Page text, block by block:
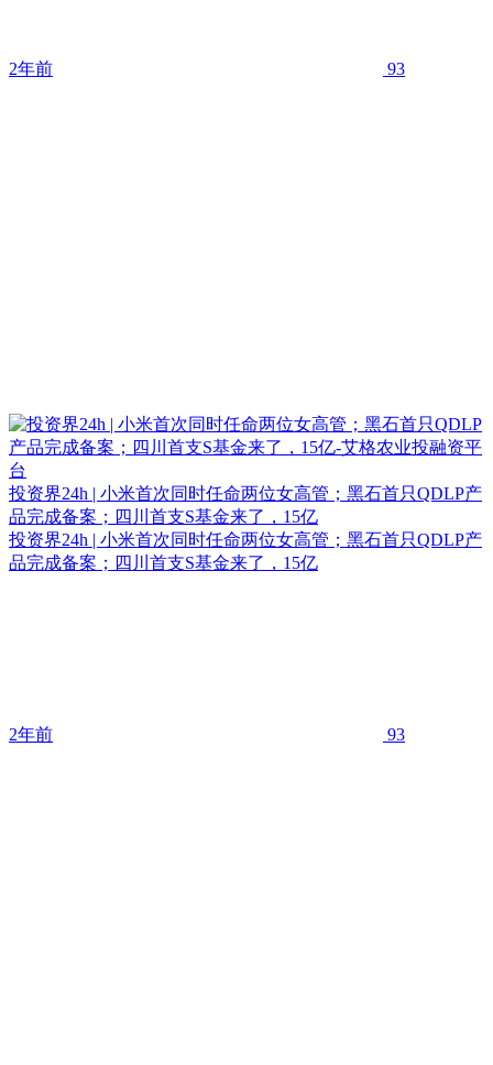
2年前 93
投资界24h | 小米首次同时任命两位女高管；黑石首只QDLP产
品完成备案；四川首支S基金来了，15亿
投资界24h | 小米首次同时任命两位女高管；黑石首只QDLP产
品完成备案；四川首支S基金来了，15亿
2年前 93